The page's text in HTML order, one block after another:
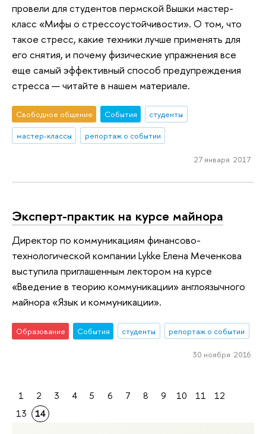
провели для студентов пермской Вышки мастер-
класс «Мифы о стрессоустойчивости». О том, что
такое стресс, какие техники лучше применять для
его снятия, и почему физические упражнения все
еще самый эффективный способ предупреждения
стресса — читайте в нашем материале.
Свободное общение События
студенты
мастер-классы
репортаж о событии
27 января 2017
Эксперт-практик на курсе майнора
Директор по коммуникациям финансово-
технологической компании Lykke Елена Меченкова
выступила приглашенным лектором на курсе
«Введение в теорию коммуникации» англоязычного
майнора «Язык и коммуникации».
Образование События студенты репортаж о событии
30 ноября 2016
1 2 3 4 5 6 7 8 9 10 11
12
13
14